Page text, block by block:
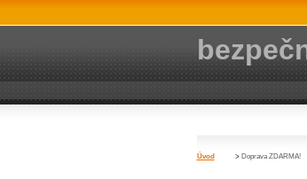
Úvod > Doprava ZDARMA!